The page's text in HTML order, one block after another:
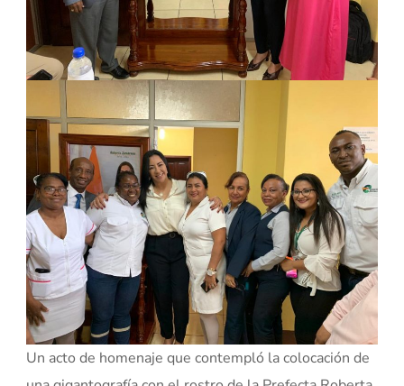
Un acto de homenaje que contempló la colocación de